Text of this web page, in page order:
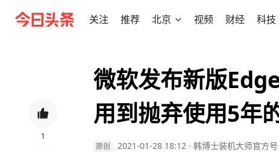
关注 推荐 北京 视频 财经 科技
1
微软发布新版
用到抛弃使用5年
原创 2021-01-28 18:12 · 韩博士装机大师官方号